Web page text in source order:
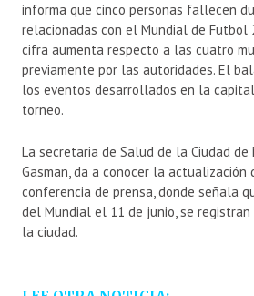
informa que cinco personas fallecen
relacionadas con el Mundial de Futbol
cifra aumenta respecto a las cuatro
previamente por las autoridades. El
los eventos desarrollados en la
torneo.
La secretaria de Salud de la Ciudad de
Gasman, da a conocer la actualización
conferencia de prensa, donde señala
del Mundial el 11 de junio, se
la ciudad.